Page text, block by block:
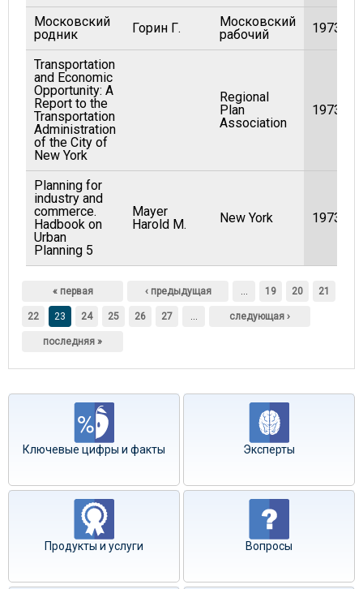
Московский
родник
Горин Г.
Московский
рабочий
1973
Transportation
and Economic
Opportunity: A
Report to the
Transportation
Administration
of the City of
New York
Regional
Plan
Association
1973
Planning for
industry and
commerce.
Hadbook on
Urban
Planning 5
Mayer
Harold M.
New York 1973
« первая ‹ предыдущая … 19 20 21
22 23 24 25 26 27 … следующая ›
последняя »
Ключевые цифры и факты Эксперты
Продукты и услуги Вопросы